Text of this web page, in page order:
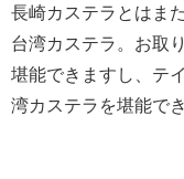
長崎カステラとはま
台湾カステラ。お取
堪能できますし、テ
湾カステラを堪能で